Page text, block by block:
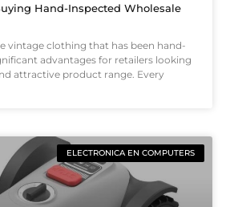
Hand-Inspected Wholesale
vintage clothing that has been hand-
advantages for retailers looking
attractive product range. Every
ELECTRONICA EN COMPUTERS